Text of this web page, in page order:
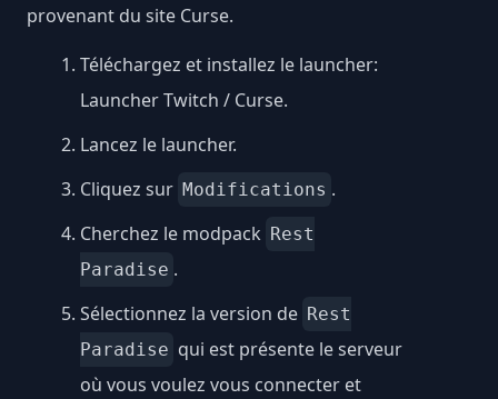
provenant du site Curse.
Téléchargez et installez le launcher:
Launcher Twitch / Curse.
Lancez le launcher.
Cliquez sur Modifications .
Cherchez le modpack Rest
Paradise .
Sélectionnez la version de Rest
Paradise qui est présente le serveur
où vous voulez vous connecter et